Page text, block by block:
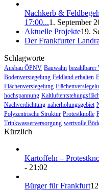
Nachkerb &
17:00...1. September
Aktuelle Projekte19.
Der Frankfurter
Schlagworte
Ausbau ÖPNV Bauwahn bezahlbarer
Bodenversiegelung Feldland erhalten
Flächenversiegelung
hochspannung
Nachverdichtung naherholungsgebiet
Polyzentrische Struktur Protestknolle
Trinkwasserversorgung wertvolle
Kürzlich
Kartoffeln –
- 21:02
Bürger für Frankfurt